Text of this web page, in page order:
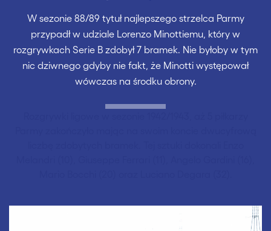
W sezonie 88/89 tytuł najlepszego strzelca Parmy
przypadł w udziale Lorenzo Minottiemu, który w
rozgrywkach Serie B zdobył 7 bramek. Nie byłoby w tym
nic dziwnego gdyby nie fakt, że Minotti występował
wówczas na środku obrony.